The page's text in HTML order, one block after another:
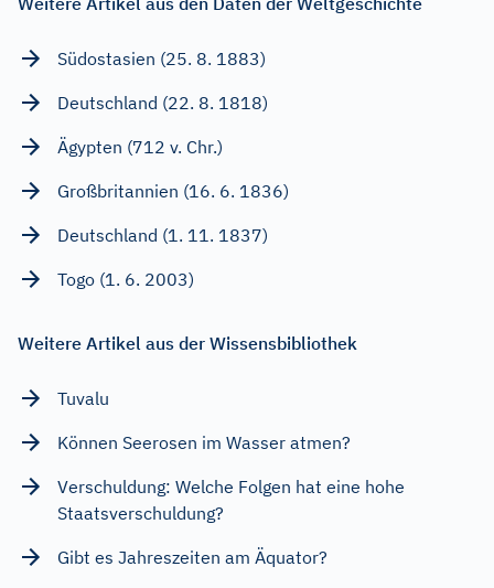
Südostasien (25. 8. 1883)
Deutschland (22. 8. 1818)
Ägypten (712 v. Chr.)
Großbritannien (16. 6. 1836)
Deutschland (1. 11. 1837)
Togo (1. 6. 2003)
Weitere Artikel aus der Wissensbibliothek
Tuvalu
Können Seerosen im Wasser atmen?
Verschuldung: Welche Folgen hat eine hohe
Staatsverschuldung?
Gibt es Jahreszeiten am Äquator?